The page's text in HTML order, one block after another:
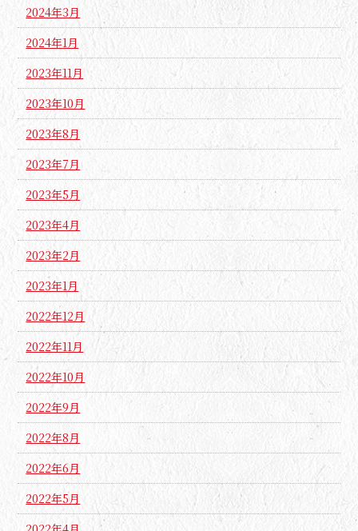
2024年3月
2024年1月
2023年11月
2023年10月
2023年8月
2023年7月
2023年5月
2023年4月
2023年2月
2023年1月
2022年12月
2022年11月
2022年10月
2022年9月
2022年8月
2022年6月
2022年5月